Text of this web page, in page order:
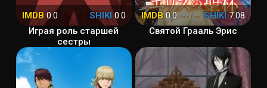
IMDB 0.0 SHIKI0.0
Играя роль старшей
сестры
IMDB0.0 SHIKI7.08
Святой Грааль Эрис